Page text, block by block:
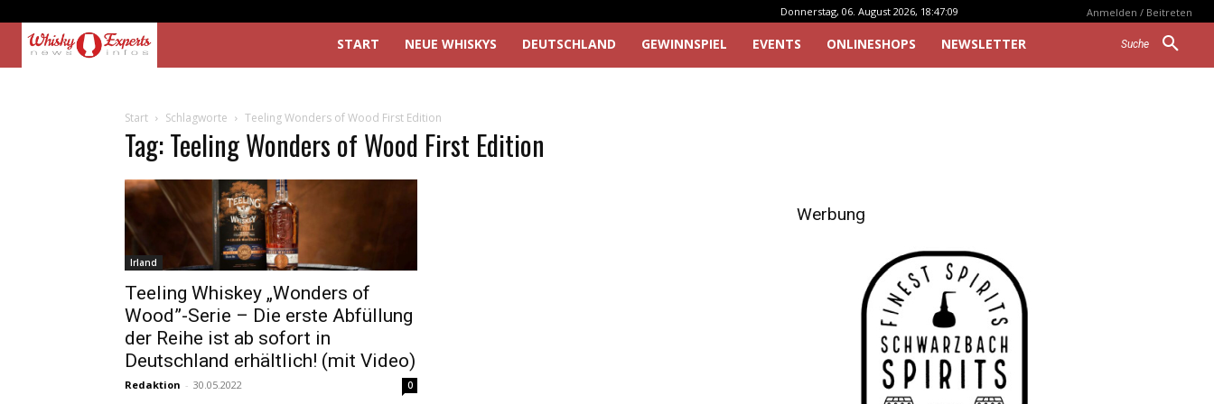
Donnerstag, 06. August 2026, 18:47:09 Anmelden / Beitreten
Suche
START NEUE WHISKYS DEUTSCHLAND GEWINNSPIEL EVENTS ONLINESHOPS NEWSLETTER
Start Schlagworte Teeling Wonders of Wood First Edition
Tag: Teeling Wonders of Wood First Edition
Irland
Teeling Whiskey „Wonders of
Wood”-Serie – Die erste Abfüllung
der Reihe ist ab sofort in
Deutschland erhältlich! (mit Video)
Redaktion - 30.05.2022 0
Werbung